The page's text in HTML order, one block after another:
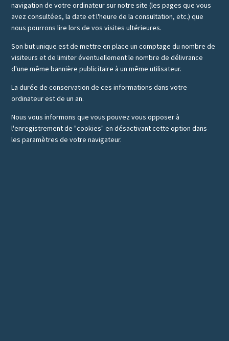
navigation de votre ordinateur sur notre site (les pages que vous
avez consultées, la date et l'heure de la consultation, etc.) que
nous pourrons lire lors de vos visites ultérieures.
Son but unique est de mettre en place un comptage du nombre de
visiteurs et de limiter éventuellement le nombre de délivrance
d'une même bannière publicitaire à un même utilisateur.
La durée de conservation de ces informations dans votre
ordinateur est de un an.
Nous vous informons que vous pouvez vous opposer à
l'enregistrement de "cookies" en désactivant cette option dans
les paramètres de votre navigateur.